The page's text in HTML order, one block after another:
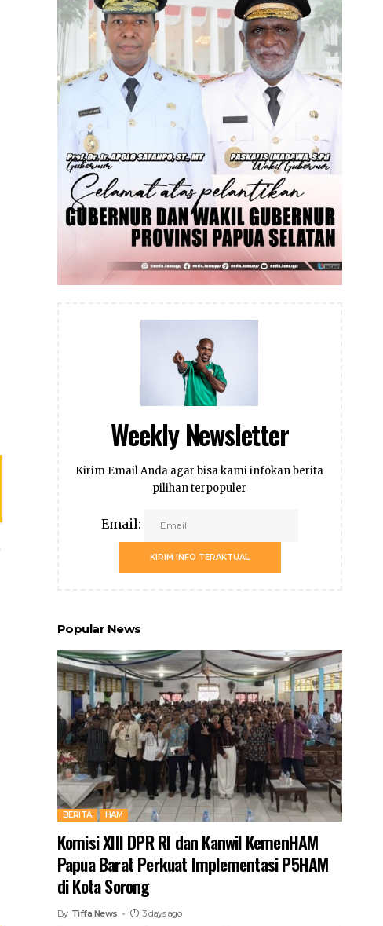
Weekly Newsletter
Kirim Email Anda agar bisa kami infokan berita
pilihan terpopuler
Email:
KIRIM INFO TERAKTUAL
Popular News
BERITA HAM
Komisi XIII DPR RI dan Kanwil KemenHAM
Papua Barat Perkuat Implementasi P5HAM
di Kota Sorong
By Tiffa News 3 days ago